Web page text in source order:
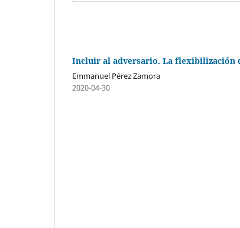
Incluir al adversario. La flexibilización
Emmanuel Pérez Zamora
2020-04-30